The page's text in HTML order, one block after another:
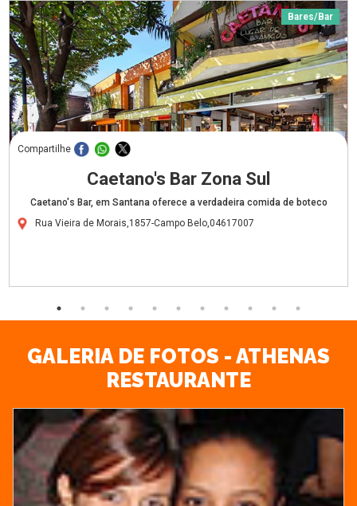
Bares/Bar
Compartilhe
Caetano's Bar Zona Sul
Caetano's Bar, em Santana oferece a verdadeira comida de boteco
Rua Vieira de Morais,1857-Campo Belo,04617007
GALERIA DE FOTOS - ATHENAS
RESTAURANTE